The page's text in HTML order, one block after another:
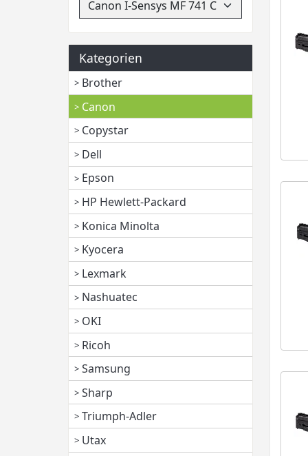
Kategorien
Brother
Canon
Copystar
Dell
Epson
HP Hewlett-Packard
Konica Minolta
Kyocera
Lexmark
Nashuatec
OKI
Ricoh
Samsung
Sharp
Triumph-Adler
Utax